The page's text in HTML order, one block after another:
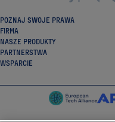
POZNAJ SWOJE PRAWA
FIRMA
NASZE PRODUKTY
PARTNERSTWA
WSPARCIE